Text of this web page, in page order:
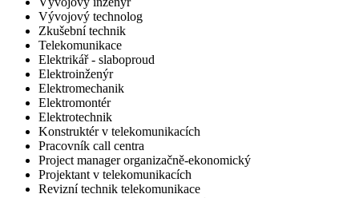
Vývojový technolog
Zkušební technik
Telekomunikace
Elektrikář - slaboproud
Elektroinženýr
Elektromechanik
Elektromontér
Elektrotechnik
Konstruktér v telekomunikacích
Pracovník call centra
Project manager organizačně-ekonomický
Projektant v telekomunikacích
Revizní technik telekomunikace